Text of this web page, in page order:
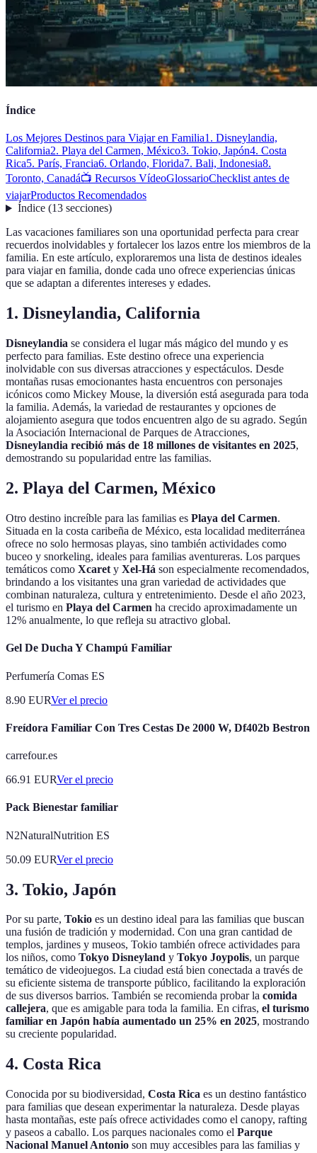
Índice
Los Mejores Destinos para Viajar en Familia1. Disneylandia,
California2. Playa del Carmen, México3. Tokio, Japón4. Costa
Rica5. París, Francia6. Orlando, Florida7. Bali, Indonesia8.
Toronto, Canadá📺 Recursos VídeoGlossarioChecklist antes de
viajarProductos Recomendados
Índice(13 secciones)
Las vacaciones familiares son una oportunidad perfecta para crear
recuerdos inolvidables y fortalecer los lazos entre los miembros de la
familia. En este artículo, exploraremos una lista de destinos ideales
para viajar en familia, donde cada uno ofrece experiencias únicas
que se adaptan a diferentes intereses y edades.
1. Disneylandia, California
Disneylandia se considera el lugar más mágico del mundo y es
perfecto para familias. Este destino ofrece una experiencia
inolvidable con sus diversas atracciones y espectáculos. Desde
montañas rusas emocionantes hasta encuentros con personajes
icónicos como Mickey Mouse, la diversión está asegurada para toda
la familia. Además, la variedad de restaurantes y opciones de
alojamiento asegura que todos encuentren algo de su agrado. Según
la Asociación Internacional de Parques de Atracciones,
Disneylandia recibió más de 18 millones de visitantes en 2025,
demostrando su popularidad entre las familias.
2. Playa del Carmen, México
Otro destino increíble para las familias es Playa del Carmen.
Situada en la costa caribeña de México, esta localidad mediterránea
ofrece no solo hermosas playas, sino también actividades como
buceo y snorkeling, ideales para familias aventureras. Los parques
temáticos como Xcaret y Xel-Há son especialmente recomendados,
brindando a los visitantes una gran variedad de actividades que
combinan naturaleza, cultura y entretenimiento. Desde el año 2023,
el turismo en Playa del Carmen ha crecido aproximadamente un
12% anualmente, lo que refleja su atractivo global.
Gel De Ducha Y Champú Familiar
Perfumería Comas ES
8.90 EURVer el precio
Freídora Familiar Con Tres Cestas De 2000 W, Df402b Bestron
carrefour.es
66.91 EURVer el precio
Pack Bienestar familiar
N2NaturalNutrition ES
50.09 EURVer el precio
3. Tokio, Japón
Por su parte, Tokio es un destino ideal para las familias que buscan
una fusión de tradición y modernidad. Con una gran cantidad de
templos, jardines y museos, Tokio también ofrece actividades para
los niños, como Tokyo Disneyland y Tokyo Joypolis, un parque
temático de videojuegos. La ciudad está bien conectada a través de
su eficiente sistema de transporte público, facilitando la exploración
de sus diversos barrios. También se recomienda probar la comida
callejera, que es amigable para toda la familia. En cifras, el turismo
familiar en Japón había aumentado un 25% en 2025, mostrando
su creciente popularidad.
4. Costa Rica
Conocida por su biodiversidad, Costa Rica es un destino fantástico
para familias que desean experimentar la naturaleza. Desde playas
hasta montañas, este país ofrece actividades como el canopy, rafting
y paseos a caballo. Los parques nacionales como el Parque
Nacional Manuel Antonio son muy accesibles para las familias y